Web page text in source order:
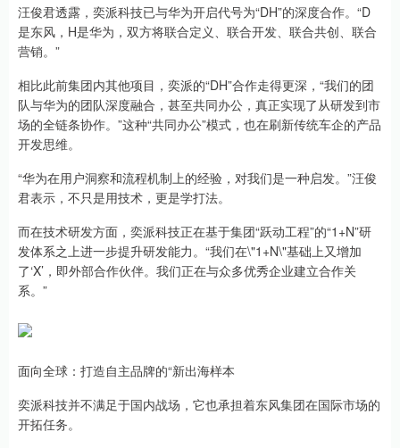
汪俊君透露，奕派科技已与华为开启代号为“DH”的深度合作。“D
是东风，H是华为，双方将联合定义、联合开发、联合共创、联合
营销。”
相比此前集团内其他项目，奕派的“DH”合作走得更深，“我们的团
队与华为的团队深度融合，甚至共同办公，真正实现了从研发到市
场的全链条协作。”这种“共同办公”模式，也在刷新传统车企的产品
开发思维。
“华为在用户洞察和流程机制上的经验，对我们是一种启发。”汪俊
君表示，不只是用技术，更是学打法。
而在技术研发方面，奕派科技正在基于集团“跃动工程”的“1+N”研
发体系之上进一步提升研发能力。“我们在\"1+N\"基础上又增加
了‘X’，即外部合作伙伴。我们正在与众多优秀企业建立合作关
系。”
面向全球：打造自主品牌的“新出海样本
奕派科技并不满足于国内战场，它也承担着东风集团在国际市场的
开拓任务。